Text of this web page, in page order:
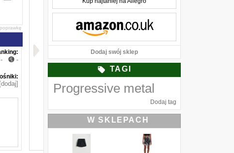
- -
[dodaj]
Dodaj swój sklep
TAGI
Progressive metal
Dodaj tag
W SKLEPACH